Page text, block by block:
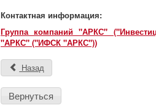
Контактная информация:
Группа компаний "АРКС"
"АРКС" ("ИФСК "АРКС"))
Назад
Вернуться